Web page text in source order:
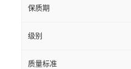
保质期
级别
质量标准